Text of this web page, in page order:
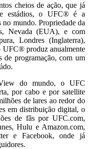
cheios de ação, que já
e estádios, o UFC® é a
no mundo. Propriedade da
Nevada (EUA), e com
Londres (Inglaterra),
UFC® produz anualmente
de programação, com um
do mundo, o UFC
por cabo e por satellite
de lares ao redor do
em distribuição digital, o
de fãs por UFC.com,
Hulu e Amazon.com,
e Facebook, onde já